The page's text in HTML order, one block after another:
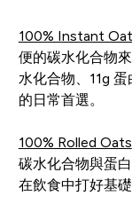
100% Instant
便的碳水化合物
水化合物、11g
的日常首選。
100% Rolled Oats
碳水化合物與蛋
在飲食中打好基礎